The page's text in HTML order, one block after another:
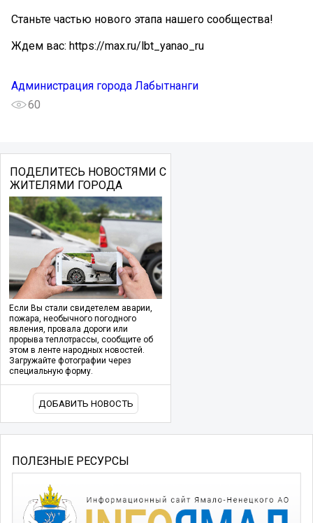
Станьте частью нового этапа нашего сообщества!
Ждем вас: https://max.ru/lbt_yanao_ru
Администрация города Лабытнанги
60
ПОДЕЛИТЕСЬ НОВОСТЯМИ С
ЖИТЕЛЯМИ ГОРОДА
Если Вы стали свидетелем аварии,
пожара, необычного погодного
явления, провала дороги или
прорыва теплотрассы, сообщите об
этом в ленте народных новостей.
Загружайте фотографии через
специальную форму.
ДОБАВИТЬ НОВОСТЬ
ПОЛЕЗНЫЕ РЕСУРСЫ